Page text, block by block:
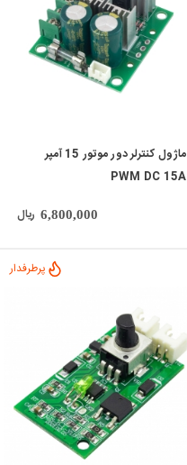
ماژول کنترلر دور موتور 15 آمپر
PWM DC 15A
6,800,000 ریال
پرطرفدار